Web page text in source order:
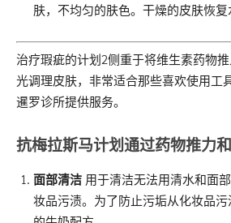
肤，不均匀的肤色。干燥的皮肤恢复
治疗瑕疵的计划2侧重于将维生素药物
光调理皮肤，非常适合那些喜欢使用工
暹罗诊所提供服务。
抗梅拉斯马计划通过药物推力
面部清洁 用于清洁无法用清水和面
妆品污渍。为了防止污垢从化妆品